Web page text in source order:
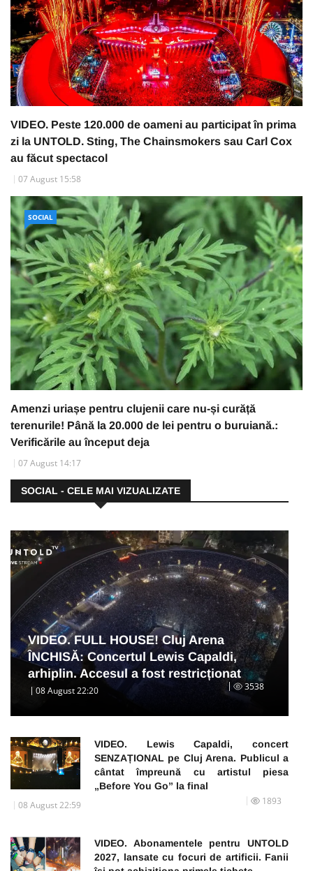
VIDEO. Peste 120.000 de oameni au participat în prima
zi la UNTOLD. Sting, The Chainsmokers sau Carl Cox
au făcut spectacol
07 August 15:58
SOCIAL
Amenzi uriașe pentru clujenii care nu-și curăță
terenurile! Până la 20.000 de lei pentru o buruiană.:
Verificările au început deja
07 August 14:17
SOCIAL - CELE MAI VIZUALIZATE
VIDEO. FULL HOUSE! Cluj Arena
ÎNCHISĂ: Concertul Lewis Capaldi,
arhiplin. Accesul a fost restricționat
08 August 22:20 3538
VIDEO. Lewis Capaldi, concert
SENZAȚIONAL pe Cluj Arena. Publicul a
cântat împreună cu artistul piesa
„Before You Go” la final
08 August 22:59 1893
VIDEO. Abonamentele pentru UNTOLD
2027, lansate cu focuri de artificii. Fanii